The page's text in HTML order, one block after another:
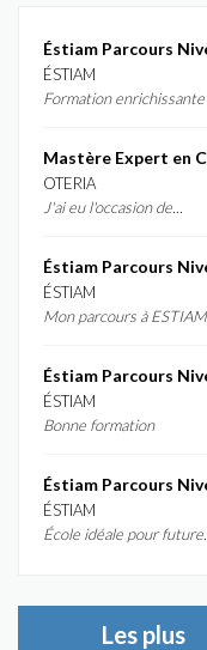
Éstiam Parcours
ÉSTIAM
Formation enrichissante
Mastère Expert en
OTERIA
J'ai eu l'occasion de...
Éstiam Parcours
ÉSTIAM
Mon parcours à ESTIAM...
Éstiam Parcours
ÉSTIAM
Bonne formation
Éstiam Parcours
ÉSTIAM
École idéale pour future...
Les plus